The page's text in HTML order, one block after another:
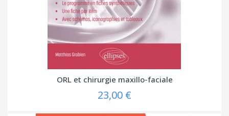
ORL et chirurgie maxillo-faciale
23,00 €